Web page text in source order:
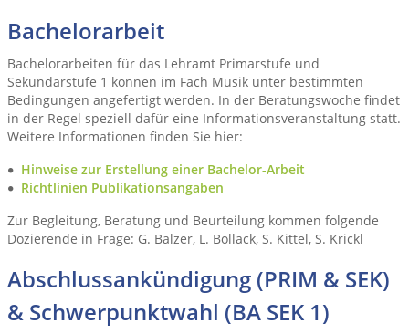
Bachelorarbeit
Bachelorarbeiten für das Lehramt Primarstufe und
Sekundarstufe 1 können im Fach Musik unter bestimmten
Bedingungen angefertigt werden. In der Beratungswoche findet
in der Regel speziell dafür eine Informationsveranstaltung statt.
Weitere Informationen finden Sie hier:
Hinweise zur Erstellung einer Bachelor-Arbeit
Richtlinien Publikationsangaben
Zur Begleitung, Beratung und Beurteilung kommen folgende
Dozierende in Frage: G. Balzer, L. Bollack, S. Kittel, S. Krickl
Abschlussankündigung (PRIM & SEK)
& Schwerpunktwahl (BA SEK 1)